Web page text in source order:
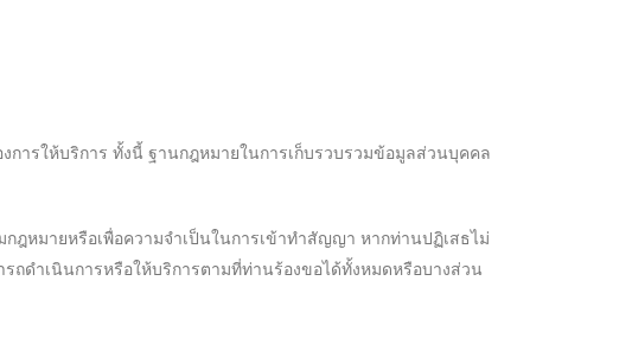
ารให้บริการ ทั้งนี้ ฐานกฎหมายในการเก็บรวบรวมข้อมูลส่วนบุคคล
หมายหรือเพื่อความจำเป็นในการเข้าทำสัญญา หากท่านปฏิเสธไม่
ดำเนินการหรือให้บริการตามที่ท่านร้องขอได้ทั้งหมดหรือบางส่วน